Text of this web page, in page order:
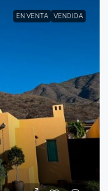
EN VENTA VENDIDA